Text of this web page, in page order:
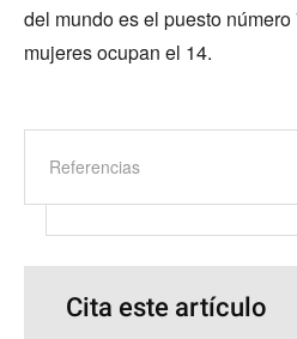
del mundo es el puesto
mujeres ocupan el 14.
Referencias
Cita este artículo